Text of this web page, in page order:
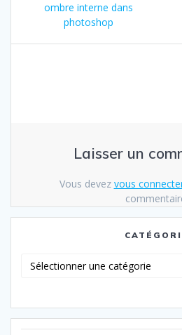
l’article
précédent
:
ombre interne dans
photoshop
Laisser un
Vous devez vous